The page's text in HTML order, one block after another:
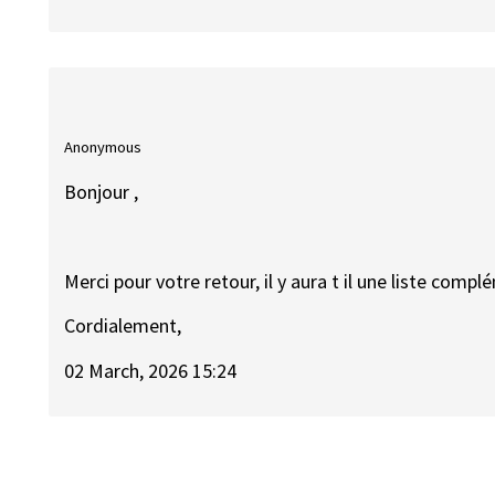
Anonymous
Bonjour ,
Merci pour votre retour, il y aura t il une liste
Cordialement,
02 March, 2026 15:24